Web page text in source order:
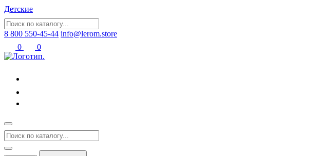
Детские
8 800 550-45-44 info@lerom.store
0
0